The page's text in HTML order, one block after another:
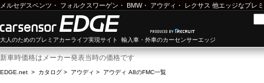
メルセデスベンツ ・ フォルクスワーゲン ・ BMW・ アウディ ・ レクサス 他エッジなプレ
大人のためのプレミアカーライフ実現サイト 輸入車・外車のカーセンサーエッジ
新車時価格はメーカー発表当時の価格です
EDGE.net > カタログ > アウディ > アウディ A8のFMC一覧